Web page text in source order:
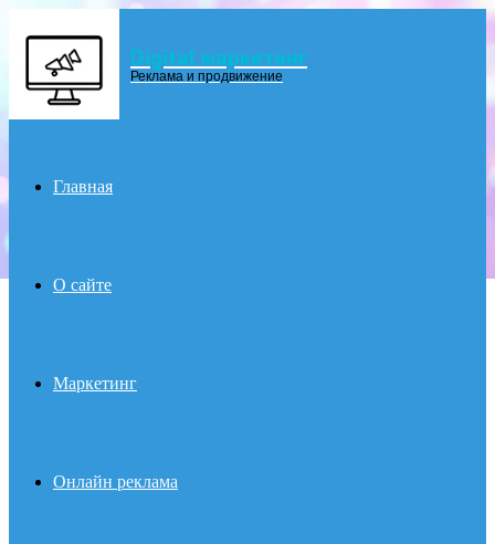
Digital маркетинг
Реклама и продвижение
Главная
О сайте
Маркетинг
Онлайн реклама